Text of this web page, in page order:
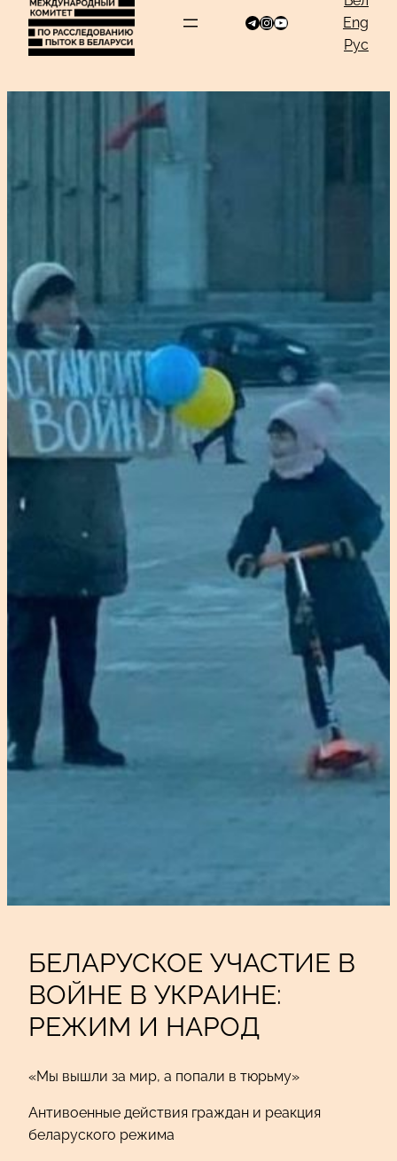
содержимому
Telegram
Instagram
YouTube
Eng
Рус
БЕЛАРУСКОЕ УЧАСТИЕ В
ВОЙНЕ В УКРАИНЕ:
РЕЖИМ И НАРОД
«Мы вышли за мир, а попали в тюрьму»
Антивоенные действия граждан и реакция
беларуского режима